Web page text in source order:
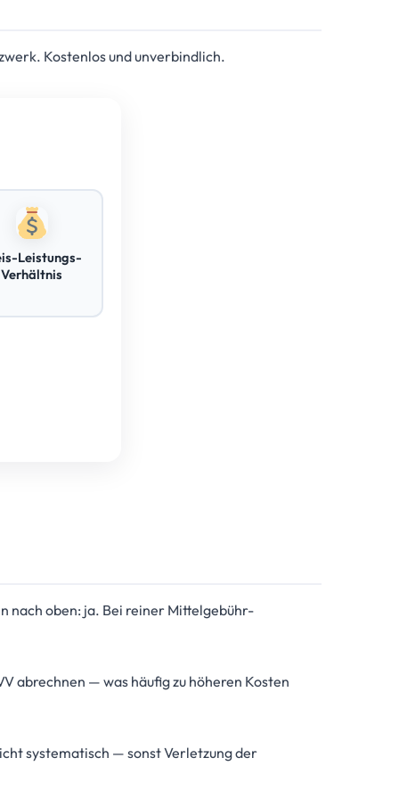
Kostenlos und unverbindlich.
Leistungs-
Verhältnis
nach oben: ja. Bei reiner Mittelgebühr-
abrechnen — was häufig zu höheren Kosten
systematisch — sonst Verletzung der